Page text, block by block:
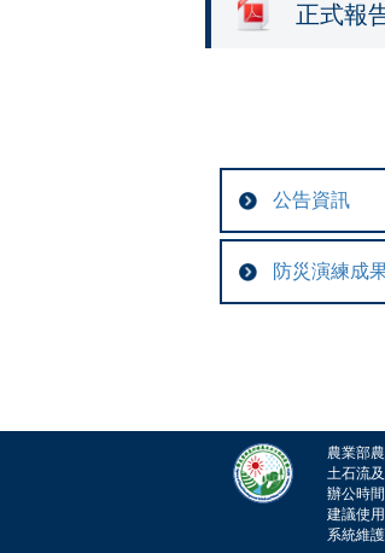
正式報
公告資訊
防災演練成
農業部
土石流
辦公時
建議使
系統維